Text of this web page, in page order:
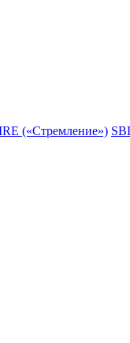
(«Стремление»)